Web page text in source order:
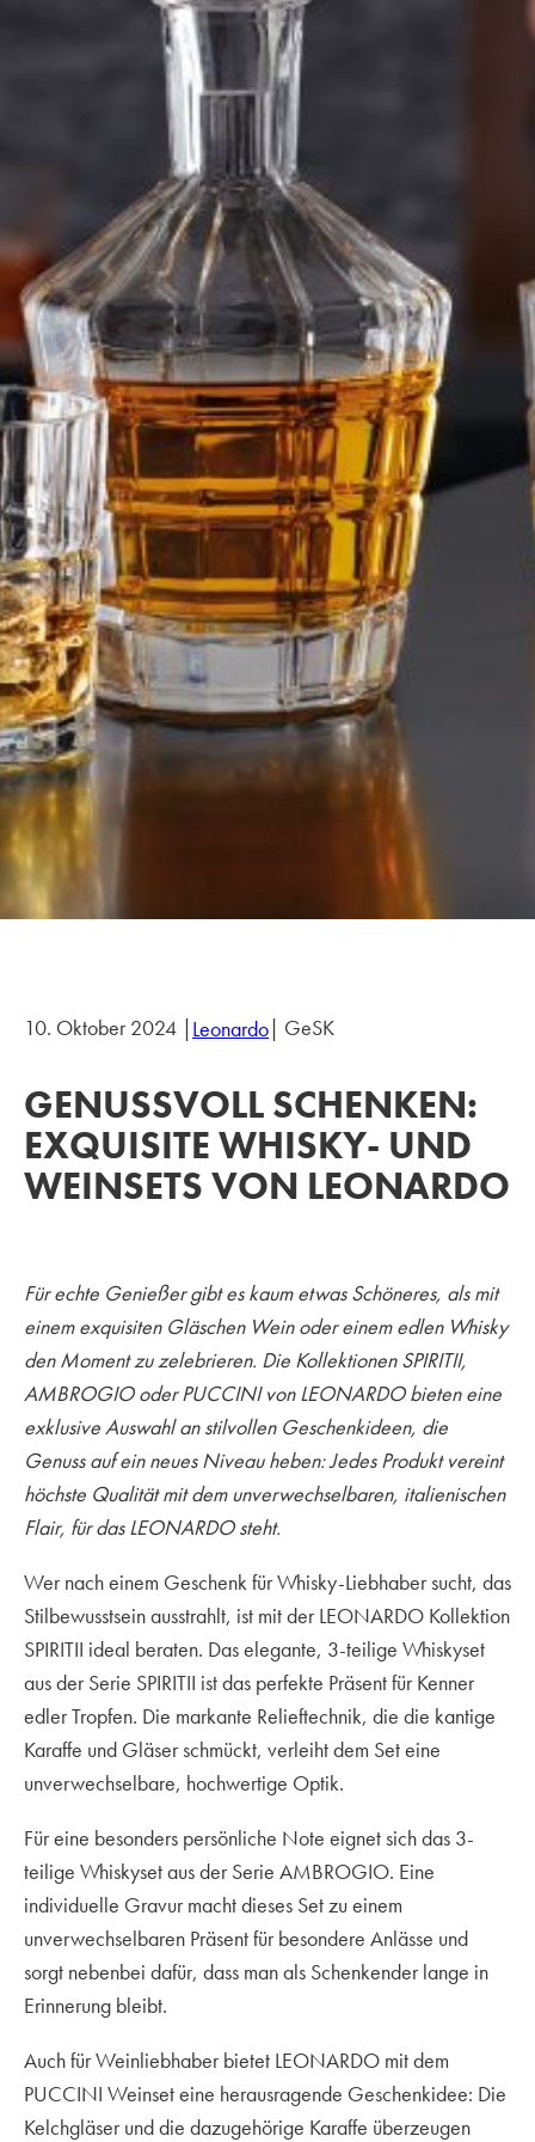
10. Oktober 2024 |Leonardo| GeSK
GENUSSVOLL SCHENKEN:
EXQUISITE WHISKY- UND
WEINSETS VON LEONARDO
Für echte Genießer gibt es kaum etwas Schöneres, als mit
einem exquisiten Gläschen Wein oder einem edlen Whisky
den Moment zu zelebrieren. Die Kollektionen SPIRITII,
AMBROGIO oder PUCCINI von LEONARDO bieten eine
exklusive Auswahl an stilvollen Geschenkideen, die
Genuss auf ein neues Niveau heben: Jedes Produkt vereint
höchste Qualität mit dem unverwechselbaren, italienischen
Flair, für das LEONARDO steht.
Wer nach einem Geschenk für Whisky-Liebhaber sucht, das
Stilbewusstsein ausstrahlt, ist mit der LEONARDO Kollektion
SPIRITII ideal beraten. Das elegante, 3-teilige Whiskyset
aus der Serie SPIRITII ist das perfekte Präsent für Kenner
edler Tropfen. Die markante Relieftechnik, die die kantige
Karaffe und Gläser schmückt, verleiht dem Set eine
unverwechselbare, hochwertige Optik.
Für eine besonders persönliche Note eignet sich das 3-
teilige Whiskyset aus der Serie AMBROGIO. Eine
individuelle Gravur macht dieses Set zu einem
unverwechselbaren Präsent für besondere Anlässe und
sorgt nebenbei dafür, dass man als Schenkender lange in
Erinnerung bleibt.
Auch für Weinliebhaber bietet LEONARDO mit dem
PUCCINI Weinset eine herausragende Geschenkidee: Die
Kelchgläser und die dazugehörige Karaffe überzeugen